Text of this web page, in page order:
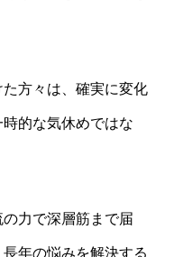
方々は、確実に変化
的な気休めではな
力で深層筋まで届
年の悩みを解決する
合わせ TOP